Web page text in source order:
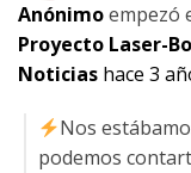
Anónimoempezó
Proyecto Laser-
Noticias hace 3
Nos
podemos